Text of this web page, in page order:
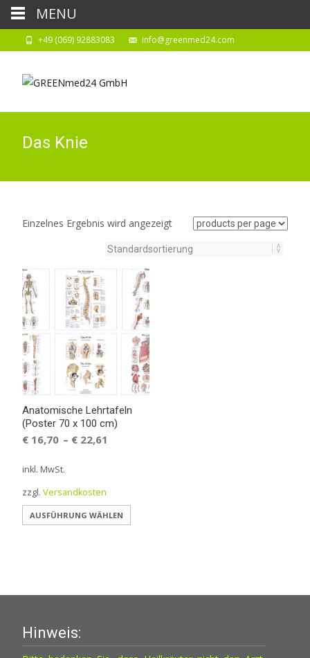
+49 (069) 92883083 info@greenmed24.com
Das Knie
Einzelnes Ergebnis wird angezeigt
Anatomische Lehrtafeln
(Poster 70 x 100 cm)
€ 16,70 – € 22,61
inkl. MwSt.
zzgl. Versandkosten
AUSFÜHRUNG WÄHLEN
Hinweis:
MENU